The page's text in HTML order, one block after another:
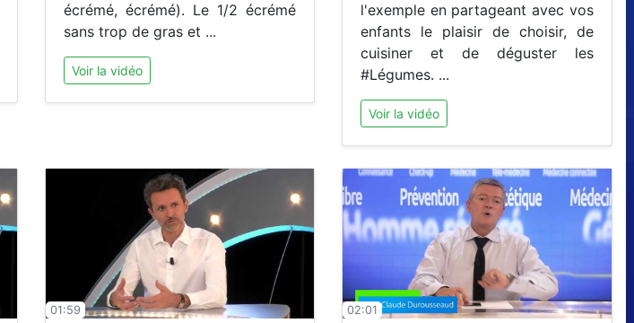
écrémé, écrémé). Le 1/2 écrémé
sans trop de gras et ...
Voir la vidéo
l'exemple en partageant avec vos
enfants le plaisir de choisir, de
cuisiner et de déguster les
#Légumes. ...
Voir la vidéo
01:59 02:01